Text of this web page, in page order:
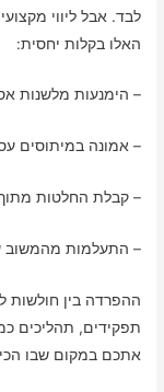
לבד. אבל ליווי
האלו בקלות יחסית:
– הימנעות מלשנות
– אמונה במיתוסים
– קבלת החלטות
– התעלמות מהמשוב
ההפרדה בין חולשות
תפקידים, תהליכים
אתכם במקום שבו